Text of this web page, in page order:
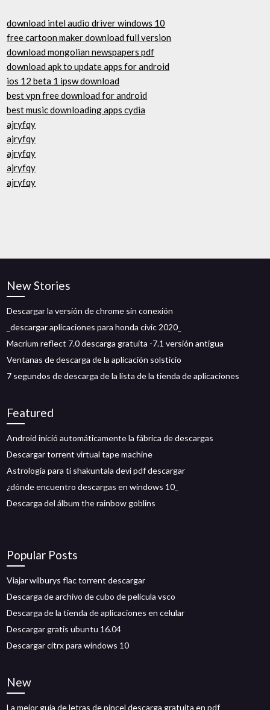
download intel audio driver windows 10
free cartoon maker download full version
download mongolian newspapers pdf
download apk to update apps for android
ios 12 beta 1 ipsw download
best vpn free download for android
best music downloading apps cydia
ajryfqy
ajryfqy
ajryfqy
ajryfqy
ajryfqy
New Stories
Descargar la versión de chrome sin conexión
_descargar aplicaciones para honda civic 2020_
Macrium reflect 7.0 descarga gratuita -7.1 versión antigua
Ventanas de descarga de la aplicación solsticio
7 segundos de descarga de la lista de la tienda de aplicaciones
Featured
Android inició automáticamente la fábrica de descargas
Descargar torrent virtual tape machine
Astrología para ti shakuntala devi pdf descargar
¿dónde encuentro descargas en windows 10_
Descarga del álbum the rainbow goblins
Popular Posts
Viajar wilburys flac torrent descargar
Descarga de archivo de cubo de película vsco
Descarga de la tienda de aplicaciones en celular
Descargar gratis ubuntu 16.04
Descargar citrx para windows 10
New
La mejor guía de letras de pincel descarga gratuita en pdf